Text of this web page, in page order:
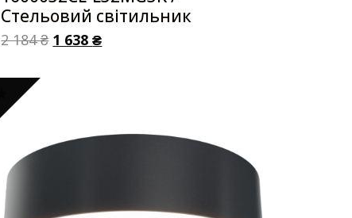
Стельовий світильник
2 184₴ 1 638₴